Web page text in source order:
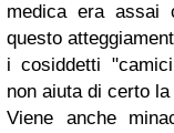
medica era assai
questo
i cosiddetti
non aiuta di certo
Viene anche